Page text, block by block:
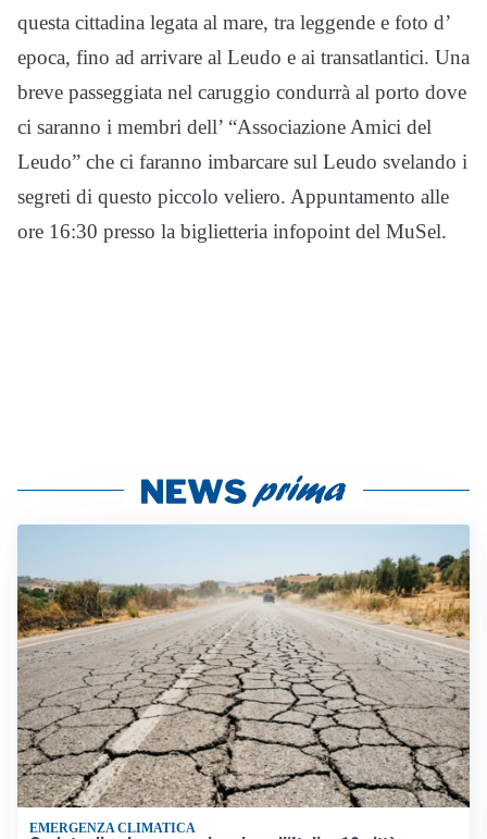
questa cittadina legata al mare, tra leggende e foto d’
epoca, fino ad arrivare al Leudo e ai transatlantici. Una
breve passeggiata nel caruggio condurrà al porto dove
ci saranno i membri dell’ “Associazione Amici del
Leudo” che ci faranno imbarcare sul Leudo svelando i
segreti di questo piccolo veliero. Appuntamento alle
ore 16:30 presso la biglietteria infopoint del MuSel.
EMERGENZA CLIMATICA